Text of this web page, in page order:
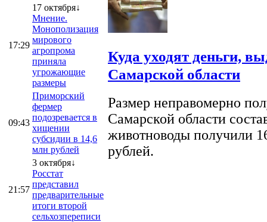
17:29
17 октября↓
Мнение.
Монополизация
мирового
агропрома
приняла
угрожающие
размеры
09:43
Приморский
фермер
подозревается в
хищении
субсидии в 14,6
млн рублей
21:57
3 октября↓
Росстат
представил
предварительные
итоги второй
сельхозпереписи
Куда уходят деньги,
Самарской области
Размер неправомерно
Самарской области
животноводы получили
рублей.